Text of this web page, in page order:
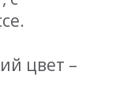
цвет –